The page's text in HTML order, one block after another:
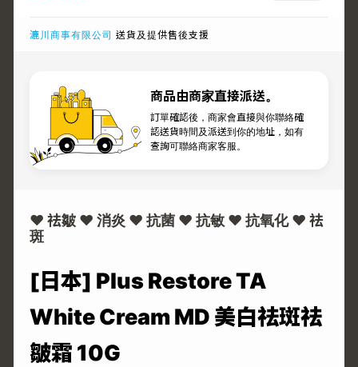
漉川商事有限公司 送貨及提供售後支援
商品由商家直接派送。
訂單確認後，商家會直接與你聯絡確
認送貨時間及派送到你的地址，如有
查詢可聯絡商家客服。
♥ 祛皺 ♥ 消炎 ♥ 抗菌 ♥ 抗敏 ♥ 抗氧化 ♥ 祛
斑
[日本] Plus Restore TA
White Cream MD 美白祛斑祛
皺霜 10G